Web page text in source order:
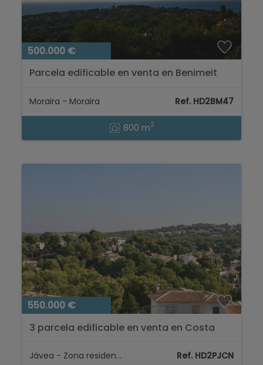
500.000 €
Parcela edificable en venta en Benimeit
Moraira - Moraira Ref. HD2BM47
800 m2
550.000 €
3 parcela edificable en venta en Costa
Jávea - Zona residencial Ref. HD2PJCN